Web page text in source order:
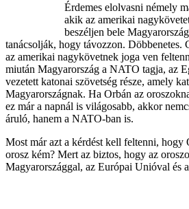
Érdemes elolvasni némely
akik az amerikai
beszéljen bele
tanácsolják, hogy távozzon. Döbbenetes.
az amerikai nagykövetnek joga ven
miután Magyarország a NATO tagja, az
vezetett katonai szövetség része, amely
Magyarországnak. Ha Orbán az
ez már a napnál is világosabb, akkor
áruló, hanem a NATO-ban is.
Most már azt a kérdést kell feltenni, hogy
orosz kém? Mert az biztos, hogy az
Magyarországgal, az Európai Unióval és